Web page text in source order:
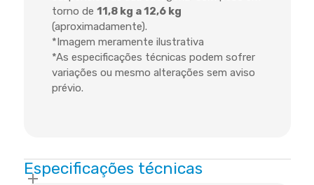
torno de 11,8 kg a 12,6 kg
(aproximadamente).
*Imagem meramente ilustrativa
*As especificações técnicas podem sofrer
variações ou mesmo alterações sem aviso
prévio.
Especificações técnicas